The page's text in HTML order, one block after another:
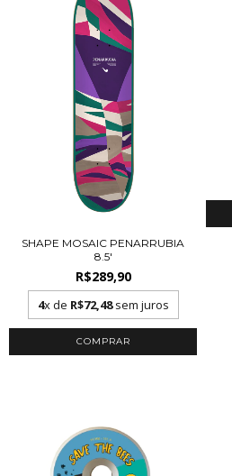
SHAPE MOSAIC PENARRUBIA
8.5'
R$289,90
4x de R$72,48sem juros